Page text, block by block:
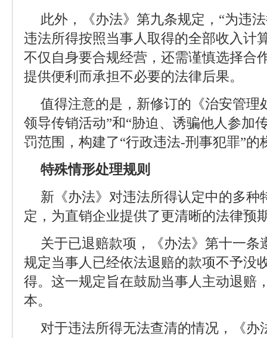
此外，《办法》第九条规定，“为违
违法所得按照当事人取得的全部收入计
不仅自身要合规经营，还需谨慎选择合
提供便利而承担不必要的法律后果。
值得注意的是，新修订的《治安管理
领导传销活动”和“胁迫、诱骗他人参加
罚范围，构建了“行政违法-刑事犯罪”的
特殊情形处理规则
新《办法》对违法所得认定中的多种
定，为直销企业提供了更清晰的法律预
关于已退赔款项，《办法》第十一条
规定当事人已经依法退赔的款项不予没
得。这一规定旨在鼓励当事人主动退赔
本。
对于违法所得无法查清的情况，《办